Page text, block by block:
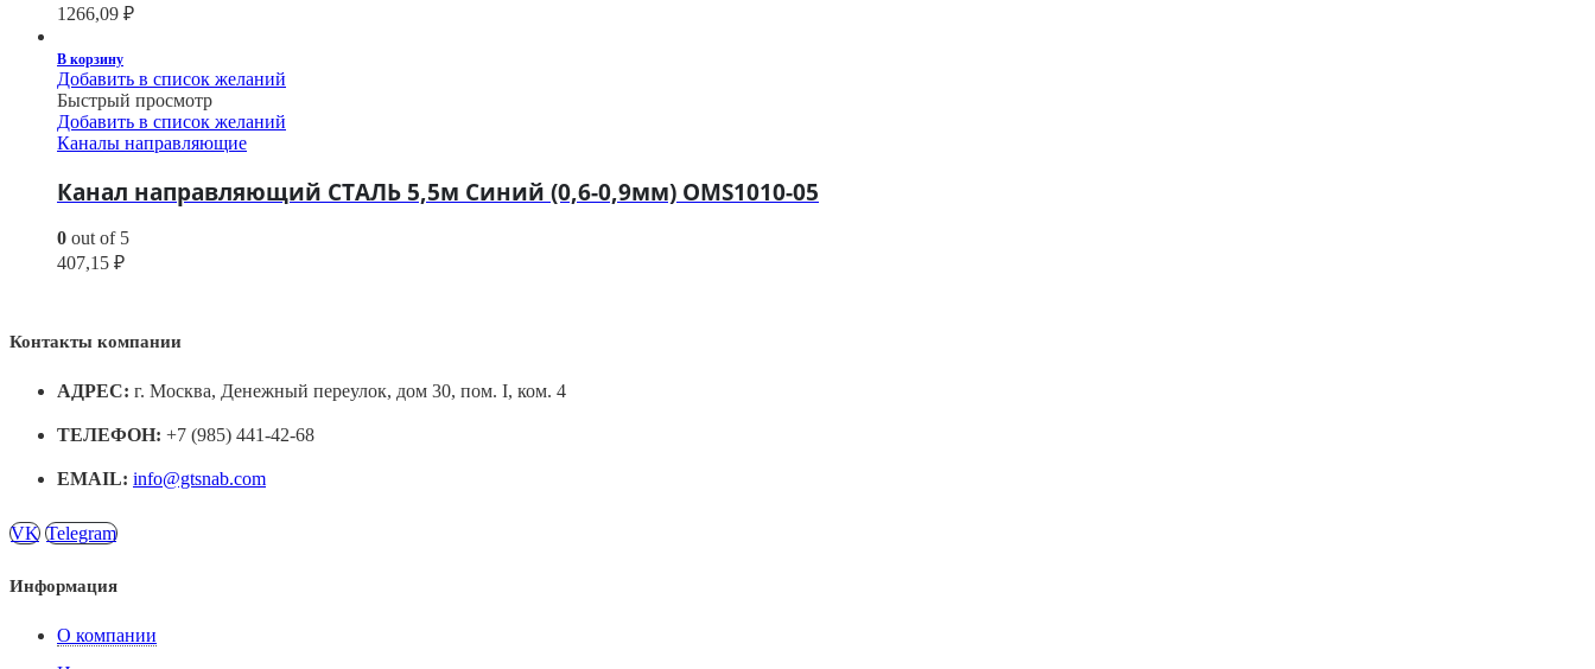
1266,09 ₽
В корзину
Добавить в список желаний
Быстрый просмотр
Добавить в список желаний
Каналы направляющие
Канал направляющий СТАЛЬ 5,5м Синий (0,6-0,9мм) OMS1010-05
0 out of 5
407,15 ₽
Контакты компании
АДРЕС: г. Москва, Денежный переулок, дом 30, пом. I, ком. 4
ТЕЛЕФОН: +7 (985) 441-42-68
EMAIL: info@gtsnab.com
VK Telegram
Информация
О компании